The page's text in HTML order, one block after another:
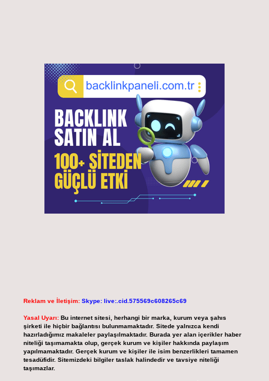
Reklam ve İletişim: Skype: live:.cid.575569c608265c69
Yasal Uyarı: Bu internet sitesi, herhangi bir marka, kurum veya şahıs
şirketi ile hiçbir bağlantısı bulunmamaktadır. Sitede yalnızca kendi
hazırladığımız makaleler paylaşılmaktadır. Burada yer alan içerikler haber
niteliği taşımamakta olup, gerçek kurum ve kişiler hakkında paylaşım
yapılmamaktadır. Gerçek kurum ve kişiler ile isim benzerlikleri tamamen
tesadüfidir. Sitemizdeki bilgiler taslak halindedir ve tavsiye niteliği
taşımazlar.